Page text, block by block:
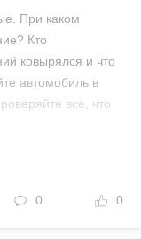
При каком
Кто
ковырялся и что
автомобиль в
все, что
0 0